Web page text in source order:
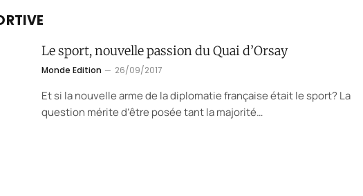
Le sport, nouvelle passion du Quai d’Orsay
Monde Edition 26/09/2017
Et si la nouvelle arme de la diplomatie française était le sport? La
question mérite d’être posée tant la majorité…